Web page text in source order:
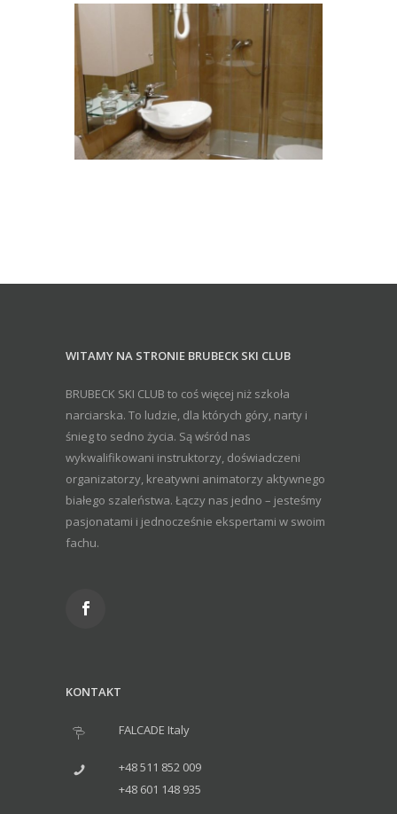
WITAMY NA STRONIE BRUBECK SKI CLUB
BRUBECK SKI CLUB to coś więcej niż szkoła
narciarska. To ludzie, dla których góry, narty i
śnieg to sedno życia. Są wśród nas
wykwalifikowani instruktorzy, doświadczeni
organizatorzy, kreatywni animatorzy aktywnego
białego szaleństwa. Łączy nas jedno – jesteśmy
pasjonatami i jednocześnie ekspertami w swoim
fachu.
KONTAKT
FALCADE Italy
+48 511 852 009
+48 601 148 935